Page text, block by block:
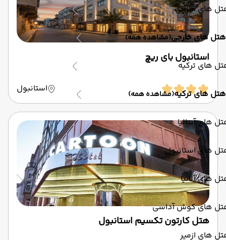
های خارجی
هتل های خارجی(مشاهده همه)
های ترکیه
هتل های ترکیه(مشاهده همه)
های آنتالیا
های استانبول
های آلانیا
های کوش آداسی
های ازمیر
استانبول بای ریچ
استانبول
هتل کارتون تکسیم استانبول